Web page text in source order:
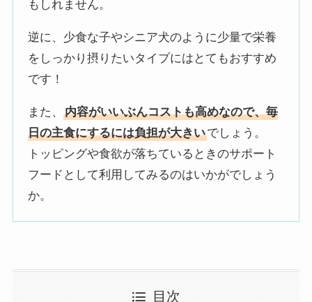
もしれません。
逆に、少食な子やシニア犬のように少量で栄養
をしっかり摂りたいタイプにはとてもおすすめ
です！
また、内容がいいぶんコストも高めなので、毎
日の主食にするには負担が大きいでしょう。
トッピングや食欲が落ちているときのサポート
フードとして利用してみるのはいかがでしょう
か。
目次